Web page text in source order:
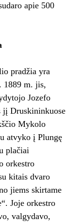
apie 500
pradžia yra
1889 m. jis,
Jozefo
jį Druskininkuose
Mykolo
atvyko į Plungę
plačiai
orkestro
kitais dvaro
jiems skirtame
Joje orkestro
valgydavo,